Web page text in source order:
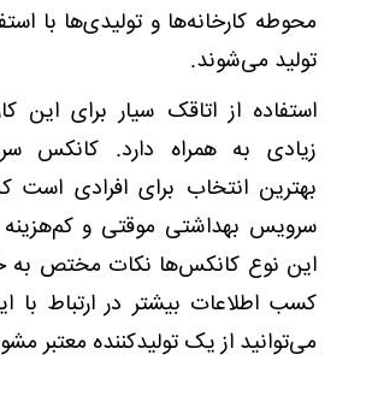
محوطه کارخانه‌ها و تولیدی‌ها با
تولید می‌شوند.
استفاده از اتاقک سیار برای این
زیادی به همراه دارد. کانکس
بهترین انتخاب برای افرادی است
سرویس بهداشتی موقتی و
این نوع کانکس‌ها نکات مختص به
کسب اطلاعات بیشتر در ارتباط با
می‌توانید از یک تولیدکننده معتبر